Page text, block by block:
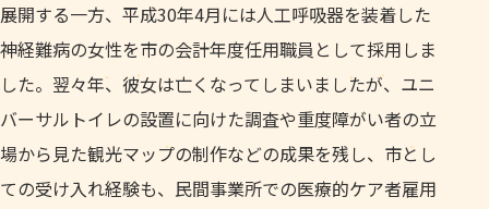
展開する一方、平成30年4月には人工呼吸器を装着した
神経難病の女性を市の会計年度任用職員として採用しま
した。翌々年、彼女は亡くなってしまいましたが、ユニ
バーサルトイレの設置に向けた調査や重度障がい者の立
場から見た観光マップの制作などの成果を残し、市とし
ての受け入れ経験も、民間事業所での医療的ケア者雇用